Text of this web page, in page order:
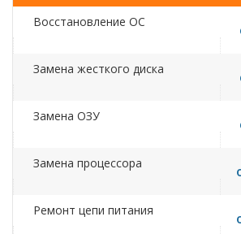
Восстановление ОС
Замена жесткого диска
Замена ОЗУ
Замена процессора
Ремонт цепи питания